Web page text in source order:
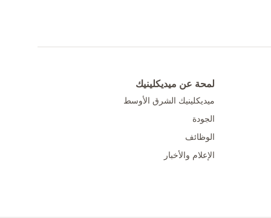
لمحة عن ميديكلينيك
ميديكلينيك الشرق الأوسط
الجودة
الوظائف
الإعلام والأخبار